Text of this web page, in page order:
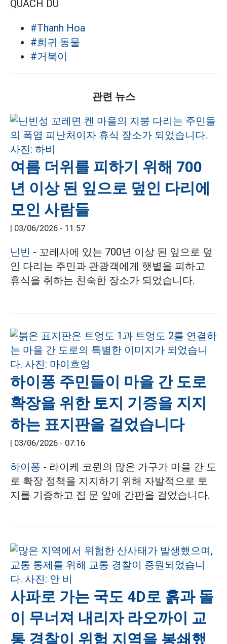
QUÁCH DU
#Thanh Hoa
#희귀 동물
#거북이
관련 뉴스
여름 더위를 피하기 위해 700
년 이상 된 잎으로 덮인 다리에
모인 사람들
03/06/2026 - 11:57
닌빈 - 꼬레사에 있는 700년 이상 된 잎으로 덮
인 다리는 주민과 관광객에게 햇볕을 피하고
휴식을 취하는 친숙한 장소가 되었습니다.
하이퐁 주민들이 마을 간 도로
확장을 위한 토지 기증을 지지
하는 표지판을 걸었습니다
03/06/2026 - 07:16
하이퐁 - 라이케 코뮌의 많은 가구가 마을 간 도
로 확장 정책을 지지하기 위해 자발적으로 토
지를 기증하고 집 문 앞에 간판을 걸었습니다.
사파로 가는 국도 4D로 흙과 돌
이 무너져 내리자 라오까이 교
통 경찰이 위험 지역을 봉쇄했